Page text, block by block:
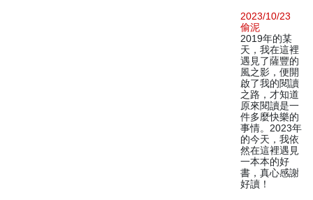
2023/10/23
偷泥
2019年的某
天，我在這裡
遇見了薩豐的
風之影，便開
啟了我的閱讀
之路，才知道
原來閱讀是一
件多麼快樂的
事情。2023年
的今天，我依
然在這裡遇見
一本本的好
書，真心感謝
好讀！